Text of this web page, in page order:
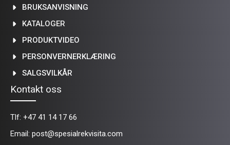
BRUKSANVISNING
KATALOGER
PRODUKTVIDEO
PERSONVERNERKLÆRING
SALGSVILKÅR
Kontakt oss
Tlf: +47 41 14 17 66
Email: post@spesialrekvisita.com